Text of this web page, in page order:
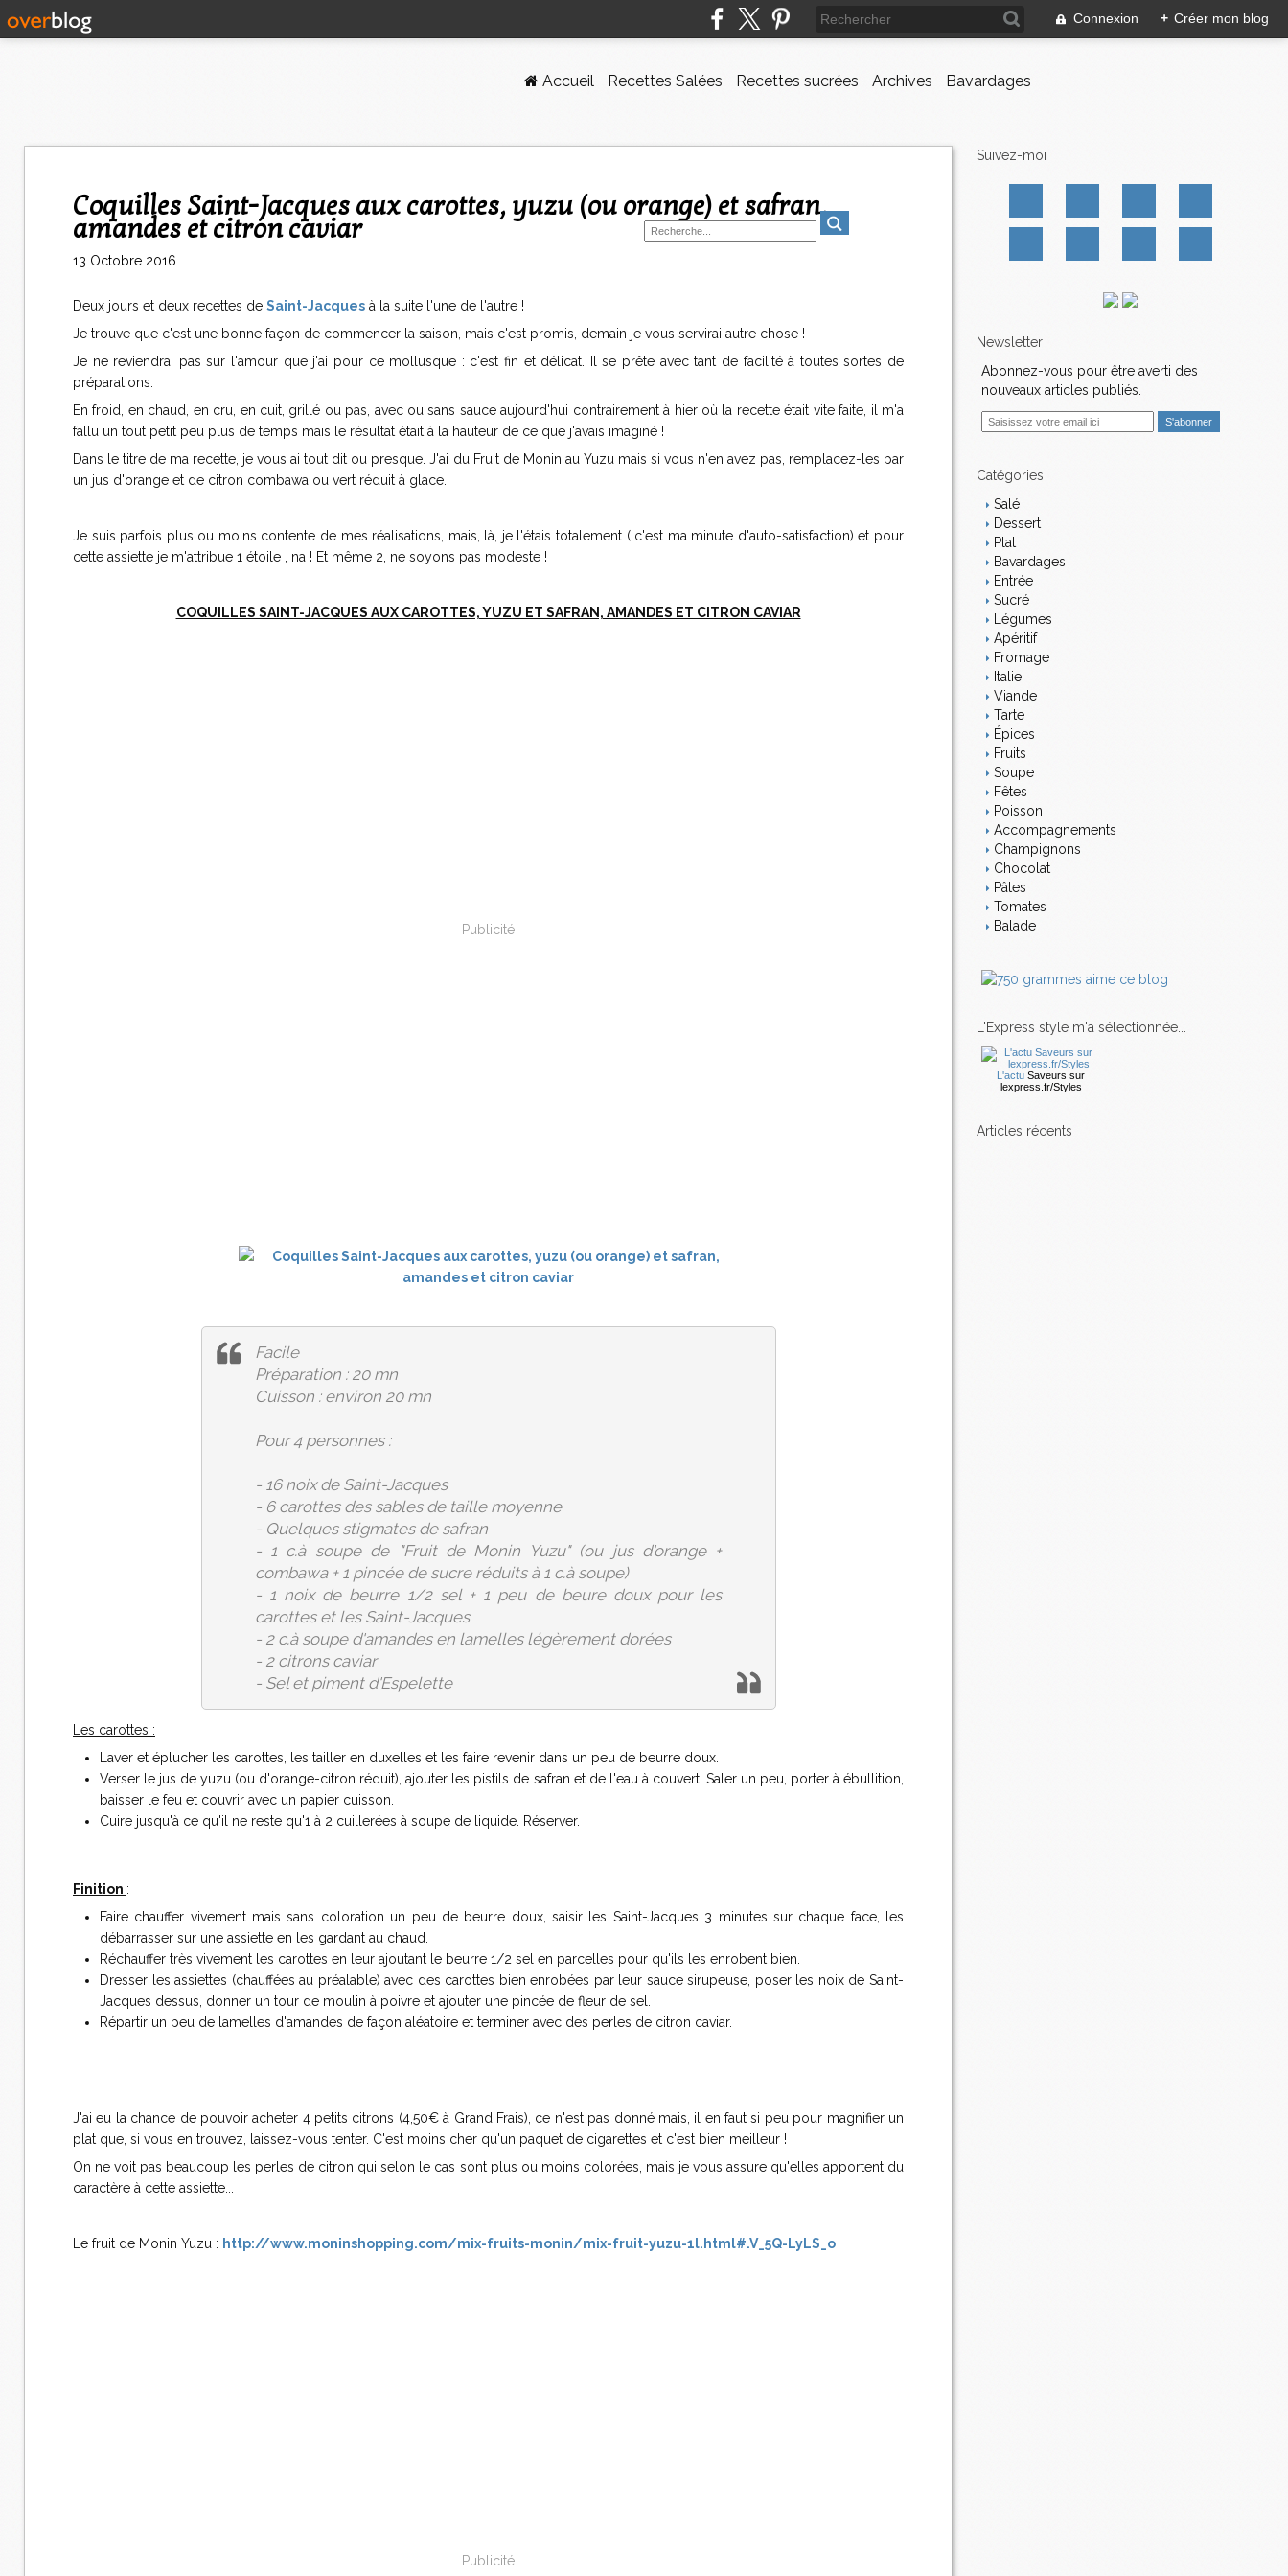
Connexion + Créer mon blog
Accueil Recettes Salées Recettes sucrées Archives Bavardages
Coquilles Saint-Jacques aux carottes, yuzu (ou orange) et safran,
amandes et citron caviar
13 Octobre 2016
Deux jours et deux recettes de Saint-Jacques à la suite l'une de l'autre !
Je trouve que c'est une bonne façon de commencer la saison, mais c'est promis, demain je vous servirai autre chose !
Je ne reviendrai pas sur l'amour que j'ai pour ce mollusque : c'est fin et délicat. Il se prête avec tant de facilité à toutes sortes de
préparations.
En froid, en chaud, en cru, en cuit, grillé ou pas, avec ou sans sauce aujourd'hui contrairement à hier où la recette était vite faite, il m'a
fallu un tout petit peu plus de temps mais le résultat était à la hauteur de ce que j'avais imaginé !
Dans le titre de ma recette, je vous ai tout dit ou presque. J'ai du Fruit de Monin au Yuzu mais si vous n'en avez pas, remplacez-les par
un jus d'orange et de citron combawa ou vert réduit à glace.
Je suis parfois plus ou moins contente de mes réalisations, mais, là, je l'étais totalement ( c'est ma minute d'auto-satisfaction) et pour
cette assiette je m'attribue 1 étoile , na ! Et même 2, ne soyons pas modeste !
COQUILLES SAINT-JACQUES AUX CAROTTES, YUZU ET SAFRAN, AMANDES ET CITRON CAVIAR
Publicité
Facile
Préparation : 20 mn
Cuisson : environ 20 mn
Pour 4 personnes :
- 16 noix de Saint-Jacques
- 6 carottes des sables de taille moyenne
- Quelques stigmates de safran
- 1 c.à soupe de "Fruit de Monin Yuzu" (ou jus d'orange +
combawa + 1 pincée de sucre réduits à 1 c.à soupe)
- 1 noix de beurre 1/2 sel + 1 peu de beure doux pour les
carottes et les Saint-Jacques
- 2 c.à soupe d'amandes en lamelles légèrement dorées
- 2 citrons caviar
- Sel et piment d'Espelette
Les carottes :
Laver et éplucher les carottes, les tailler en duxelles et les faire revenir dans un peu de beurre doux.
Verser le jus de yuzu (ou d'orange-citron réduit), ajouter les pistils de safran et de l'eau à couvert. Saler un peu, porter à ébullition,
baisser le feu et couvrir avec un papier cuisson.
Cuire jusqu'à ce qu'il ne reste qu'1 à 2 cuillerées à soupe de liquide. Réserver.
Finition :
Faire chauffer vivement mais sans coloration un peu de beurre doux, saisir les Saint-Jacques 3 minutes sur chaque face, les
débarrasser sur une assiette en les gardant au chaud.
Réchauffer très vivement les carottes en leur ajoutant le beurre 1/2 sel en parcelles pour qu'ils les enrobent bien.
Dresser les assiettes (chauffées au préalable) avec des carottes bien enrobées par leur sauce sirupeuse, poser les noix de Saint-
Jacques dessus, donner un tour de moulin à poivre et ajouter une pincée de fleur de sel.
Répartir un peu de lamelles d'amandes de façon aléatoire et terminer avec des perles de citron caviar.
J'ai eu la chance de pouvoir acheter 4 petits citrons (4,50€ à Grand Frais), ce n'est pas donné mais, il en faut si peu pour magnifier un
plat que, si vous en trouvez, laissez-vous tenter. C'est moins cher qu'un paquet de cigarettes et c'est bien meilleur !
On ne voit pas beaucoup les perles de citron qui selon le cas sont plus ou moins colorées, mais je vous assure qu'elles apportent du
caractère à cette assiette...
Le fruit de Monin Yuzu : http://www.moninshopping.com/mix-fruits-monin/mix-fruit-yuzu-1l.html#.V_5Q-LyLS_o
Publicité
Suivez-moi
Newsletter
Abonnez-vous pour être averti des
nouveaux articles publiés.
i Catégories
Salé
Dessert
Plat
Bavardages
Entrée
Sucré
Légumes
Apéritif
Fromage
Italie
Viande
Tarte
Épices
Fruits
Soupe
Fêtes
Poisson
Accompagnements
Champignons
Chocolat
Pâtes
Tomates
Balade
L'Express style m'a sélectionnée...
L'actu Saveurs sur
lexpress.fr/Styles
articles récents